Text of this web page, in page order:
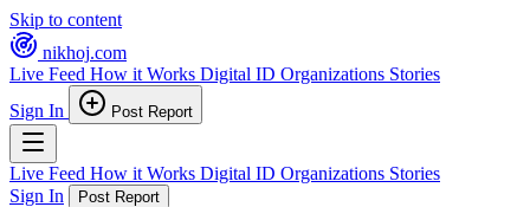
Skip to content
nikhoj.com
Live Feed How it Works Digital ID Organizations Stories
Sign In
Post Report
Live Feed How it Works Digital ID Organizations Stories
Sign In
Post Report